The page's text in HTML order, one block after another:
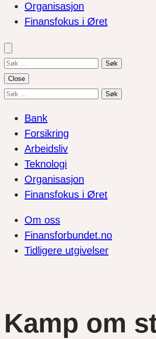
Organisasjon
Finansfokus i Øret
Søk
etter:
Close
Søk
Bank
Forsikring
Arbeidsliv
Teknologi
Organisasjon
Finansfokus i Øret
Om oss
Finansforbundet.no
Tidligere utgivelser
Kamp om